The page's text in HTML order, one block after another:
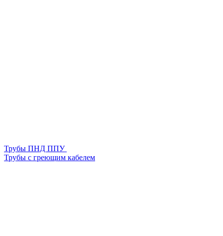
Трубы ПНД ППУ
Трубы с греющим кабелем